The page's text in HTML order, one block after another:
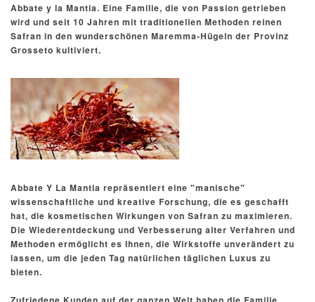
Abbate y la Mantia. Eine Familie, die von Passion getrieben
wird und seit 10 Jahren mit traditionellen Methoden reinen
Safran in den wunderschönen Maremma-Hügeln der Provinz
Grosseto kultiviert.
Abbate Y La Mantia repräsentiert eine "manische"
wissenschaftliche und kreative Forschung, die es geschafft
hat, die kosmetischen Wirkungen von Safran zu maximieren.
Die Wiederentdeckung und Verbesserung alter Verfahren und
Methoden ermöglicht es Ihnen, die Wirkstoffe unverändert zu
lassen, um die jeden Tag natürlichen täglichen Luxus zu
bieten.